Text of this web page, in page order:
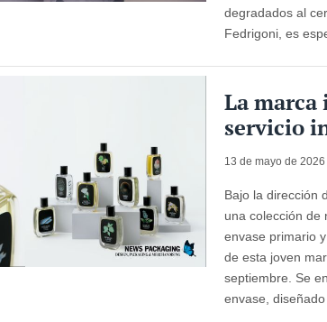
degradados al
Fedrigoni, es
La
servicio
13 de mayo de 2026
Bajo la dirección
una colección de
envase primario
de esta joven
septiembre. Se
envase, diseñado